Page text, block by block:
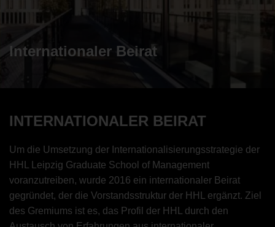
Internationaler Beirat
INTERNATIONALER BEIRAT
Um die Umsetzung der Internationalisierungsstrategie der
HHL Leipzig Graduate School of Management
voranzutreiben, wurde 2016 ein internationaler Beirat
gegründet, der die Vorstandsstruktur der HHL ergänzt. Ziel
des Gremiums ist es, das Profil der HHL durch den